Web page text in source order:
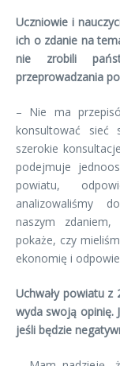
Uczniowie i
ich o zdanie na
nie zrobili
przeprowadzania
– Nie ma
konsultować sieć
szerokie
podejmuje
powiatu,
analizowaliśmy
naszym zdaniem,
pokaże, czy
ekonomię i
Uchwały powiatu
wyda swoją opinię.
jeśli będzie